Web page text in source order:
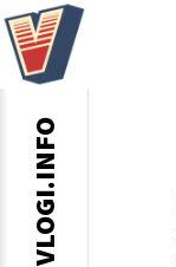
VLOGI.INFO